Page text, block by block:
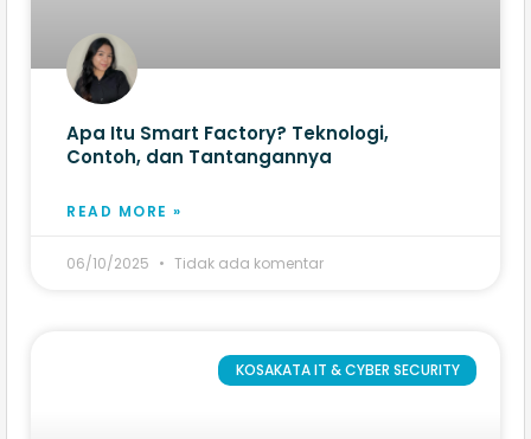
Apa Itu Smart Factory? Teknologi,
Contoh, dan Tantangannya
READ MORE »
06/10/2025 Tidak ada komentar
KOSAKATA IT & CYBER SECURITY